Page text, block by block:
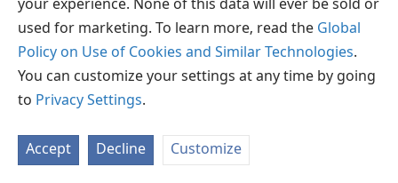
your experience. None of this data will ever be sold or
used for marketing. To learn more, read the Global
Policy on Use of Cookies and Similar Technologies.
You can customize your settings at any time by going
to Privacy Settings.
Accept Decline Customize